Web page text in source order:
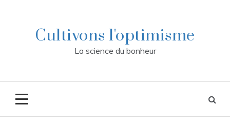
Cultivons l'optimisme
La science du bonheur